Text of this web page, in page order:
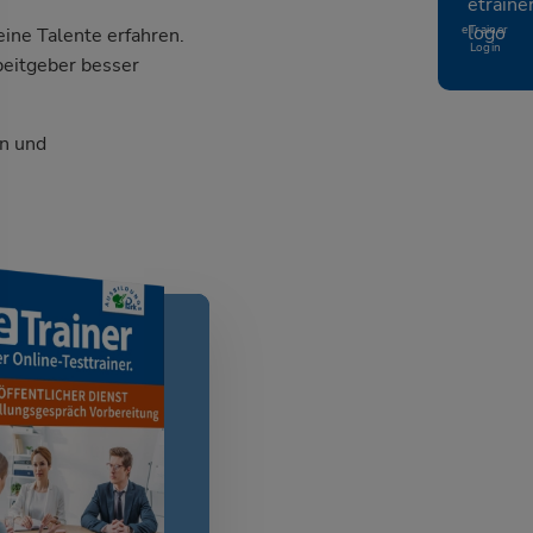
eTrainer
Login
Talente erfahren.
besser
und